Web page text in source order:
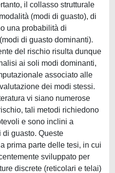
il collasso strutturale
(modi di guasto), di
una probabilità di
di guasto dominanti).
del rischio risulta dunque
ai soli modi dominanti,
associato alle
dei modi stessi.
vi siano numerose
tali metodi richiedono
e sono inclini a
guasto. Queste
prima parte delle tesi, in cui
sviluppato per
discrete (reticolari e telai)